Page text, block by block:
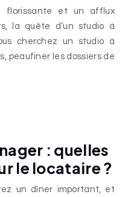
florissante et un afflux
la quête d’un studio à
cherchez un studio à
peaufiner les dossiers de
: quelles
le locataire ?
un dîner important, et